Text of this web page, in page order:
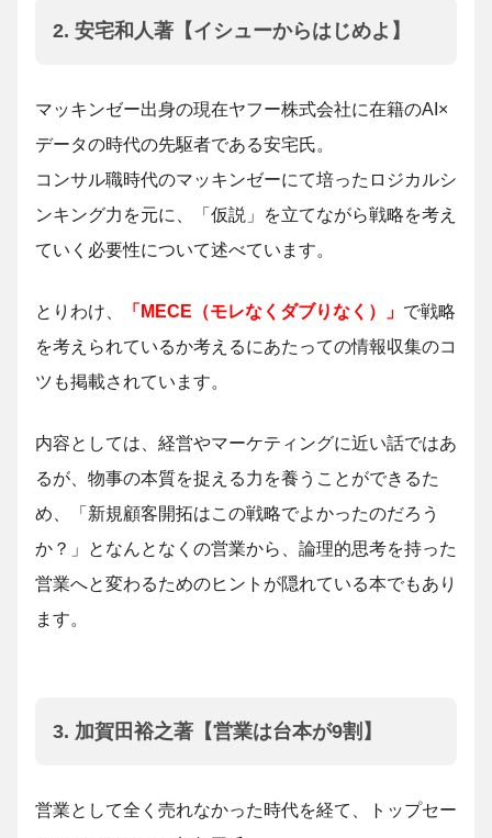
2. 安宅和人著【イシューからはじめよ】
マッキンゼー出身の現在ヤフー株式会社に在籍のAI×
データの時代の先駆者である安宅氏。
コンサル職時代のマッキンゼーにて培ったロジカルシ
ンキング力を元に、「仮説」を立てながら戦略を考え
ていく必要性について述べています。
とりわけ、 「MECE（モレなくダブりなく）」 で戦略
を考えられているか考えるにあたっての情報収集のコ
ツも掲載されています。
内容としては、経営やマーケティングに近い話ではあ
るが、物事の本質を捉える力を養うことができるた
め、「新規顧客開拓はこの戦略でよかったのだろう
か？」となんとなくの営業から、論理的思考を持った
営業へと変わるためのヒントが隠れている本でもあり
ます。
3. 加賀田裕之著【営業は台本が9割】
営業として全く売れなかった時代を経て、トップセー